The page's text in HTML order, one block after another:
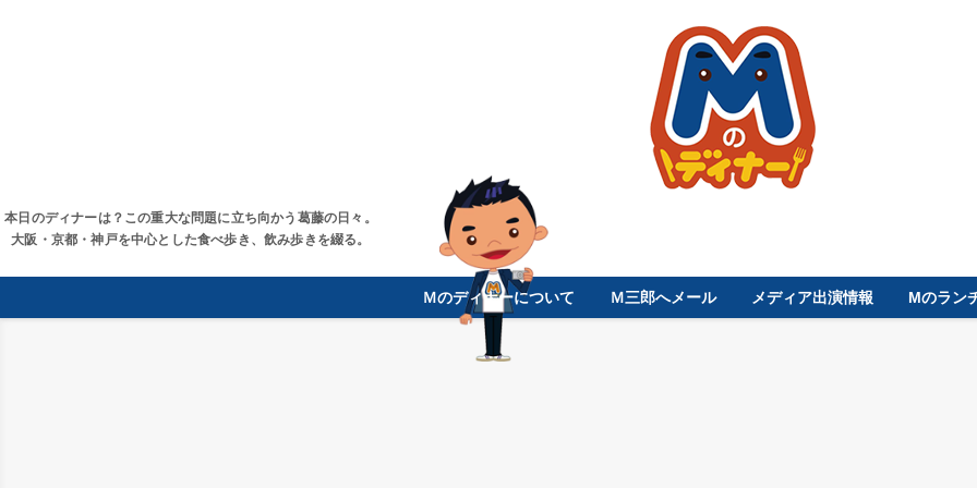
本日のディナーは？この重大な問題に立ち向かう葛藤の日々。
大阪・京都・神戸を中心とした食べ歩き、飲み歩きを綴る。
Ｍのディナーについて Ｍ三郎へメール メディア出演情報 Mのラン